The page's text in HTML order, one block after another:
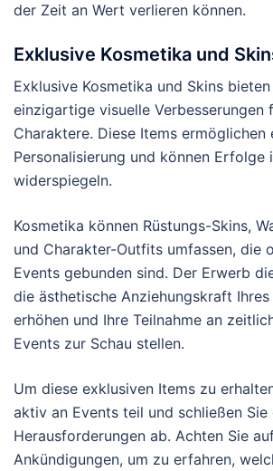
der Zeit an Wert verlieren können.
Exklusive Kosmetika und
Exklusive Kosmetika und Skins
einzigartige visuelle Verbesserungen
Charaktere. Diese Items ermöglichen
Personalisierung und können Erfolge
widerspiegeln.
Kosmetika können Rüstungs-Skins,
und Charakter-Outfits umfassen, die
Events gebunden sind. Der Erwerb
die ästhetische Anziehungskraft
erhöhen und Ihre Teilnahme an
Events zur Schau stellen.
Um diese exklusiven Items zu
aktiv an Events teil und schließen
Herausforderungen ab. Achten Sie
Ankündigungen, um zu erfahren,